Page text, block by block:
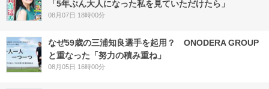
「5年ぶん大人になった私を見ていただけたら」
08月07日 18時00分
なぜ59歳の三浦知良選手を起用？ ONODERA GROUP
と重なった「努力の積み重ね」
08月05日 16時00分